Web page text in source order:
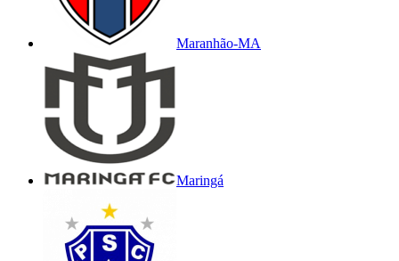
Maranhão-MA
Maringá